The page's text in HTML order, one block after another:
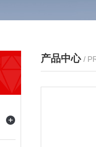
产品中心 /